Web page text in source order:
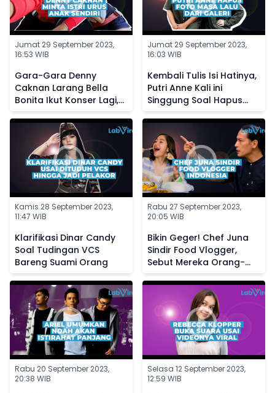
Jumat 29 September 2023,
16:53 WIB
Gara-Gara Denny
Caknan Larang Bella
Bonita Ikut Konser Lagi,
Kini Sang Istri Posting
Status Galau
Jumat 29 September 2023,
16:03 WIB
Kembali Tulis Isi Hatinya,
Putri Anne Kali ini
Singgung Soal Hapus
Foto Masa Lalu dari
Galeri
Kamis 28 September 2023,
11:47 WIB
Klarifikasi Dinar Candy
Soal Tudingan VCS
Bareng Suami Orang
Rabu 27 September 2023,
20:05 WIB
Bikin Geger! Chef Juna
Sindir Food Vlogger,
Sebut Mereka Orang-
Orang Sotoy
Rabu 20 September 2023,
20:38 WIB
Selasa 12 September 2023,
12:59 WIB